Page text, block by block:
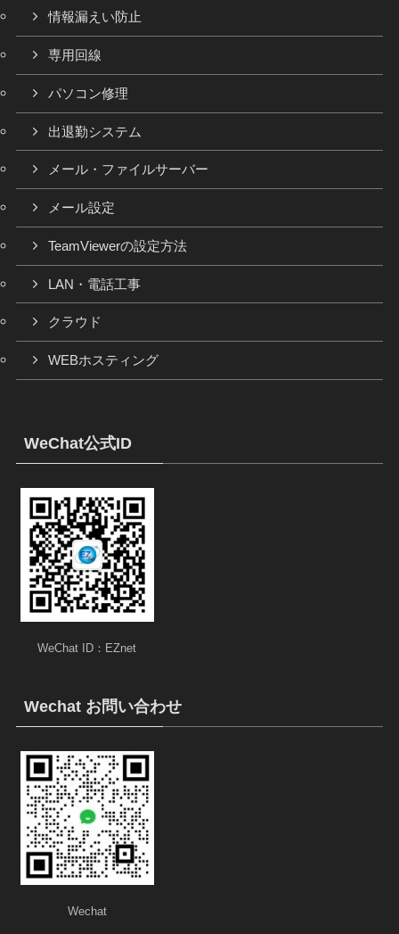
情報漏えい防止
専用回線
パソコン修理
出退勤システム
メール・ファイルサーバー
メール設定
TeamViewerの設定方法
LAN・電話工事
クラウド
WEBホスティング
WeChat公式ID
WeChat ID：EZnet
Wechat お問い合わせ
Wechat